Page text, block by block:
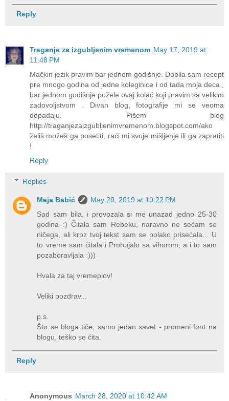
Reply
Traganje za izgubljenim vremenom May 17, 2019 at
11:48 PM
Mačkin jezik pravim bar jednom godišnje. Dobila sam recept
pre mnogo godina od jedne koleginice i od tada moja deca ,
bar jednom godišnje požele ovaj kolač koji pravim sa velikim
zadovoljstvom . Divan blog, fotografije mi se veoma
dopadaju. Pišem blog
http://traganjezaizgubljenimvremenom.blogspot.com/ako
želiš možeš ga posetiti, raći mi svoje mišljenje ili ga zapratiti
!
Reply
Replies
Maja Babić
May 20, 2019 at 10:22 PM
Sad sam bila, i provozala si me unazad jedno 25-30
godina :) Čitala sam Rebeku, naravno ne sećam se
ničega, ali kroz tvoj tekst sam se polako prisećala... U
to vreme sam čitala i Prohujalo sa vihorom, a i to sam
pozaboravljala :)))
Hvala za taj vremeplov!
Veliki pozdrav...
p.s.
Što se bloga tiče, samo jedan savet - promeni font na
blogu, teško se čita.
Reply
Anonymous March 28, 2020 at 10:42 AM